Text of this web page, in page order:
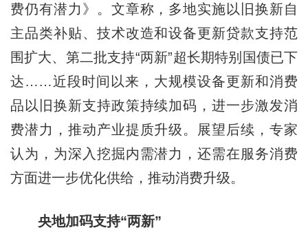
费仍有潜力》。文章称，多地实施以旧换新自
主品类补贴、技术改造和设备更新贷款支持范
围扩大、第二批支持“两新”超长期特别国债已下
达……近段时间以来，大规模设备更新和消费
品以旧换新支持政策持续加码，进一步激发消
费潜力，推动产业提质升级。展望后续，专家
认为，为深入挖掘内需潜力，还需在服务消费
方面进一步优化供给，推动消费升级。
央地加码支持“两新”